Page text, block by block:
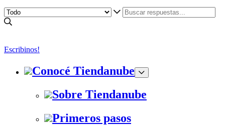
Escribinos!
Conocé Tiendanube
Sobre Tiendanube
Primeros pasos